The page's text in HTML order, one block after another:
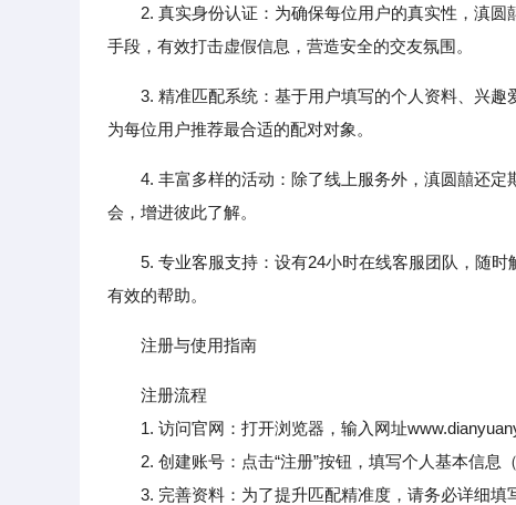
2. 真实身份认证：为确保每位用户的真实性，滇
手段，有效打击虚假信息，营造安全的交友氛围。
3. 精准匹配系统：基于用户填写的个人资料、兴
为每位用户推荐最合适的配对对象。
4. 丰富多样的活动：除了线上服务外，滇圆囍还
会，增进彼此了解。
5. 专业客服支持：设有24小时在线客服团队，随
有效的帮助。
注册与使用指南
注册流程
1. 访问官网：打开浏览器，输入网址
2. 创建账号：点击“注册”按钮，填写个人基本信息
3. 完善资料：为了提升匹配精准度，请务必详细填